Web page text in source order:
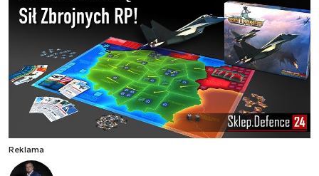
Reklama